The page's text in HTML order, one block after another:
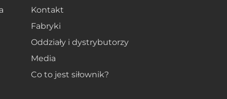
Kontakt
Fabryki
Oddziały i dystrybutorzy
Media
Co to jest siłownik?